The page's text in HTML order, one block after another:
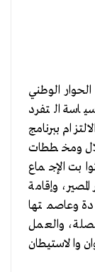
الوطني
التفرد
ببرنامج
ومخططات
الإجماع
وإقامة
وعاصمتها
والعمل
والاستيطان